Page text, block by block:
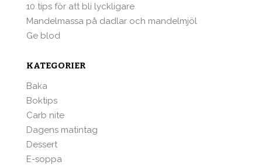
10 tips för att bli lyckligare
Mandelmassa på dadlar och mandelmjöl
Ge blod
KATEGORIER
Baka
Boktips
Carb nite
Dagens matintag
Dessert
E-soppa